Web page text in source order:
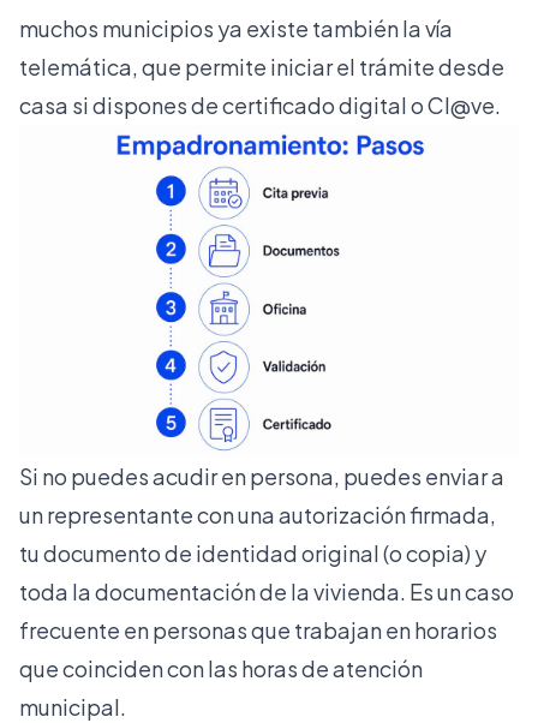
muchos municipios ya existe también la vía
telemática, que permite iniciar el trámite desde
casa si dispones de certificado digital o Cl@ve.
Si no puedes acudir en persona, puedes enviar a
un representante con una autorización firmada,
tu documento de identidad original (o copia) y
toda la documentación de la vivienda. Es un caso
frecuente en personas que trabajan en horarios
que coinciden con las horas de atención
municipal.